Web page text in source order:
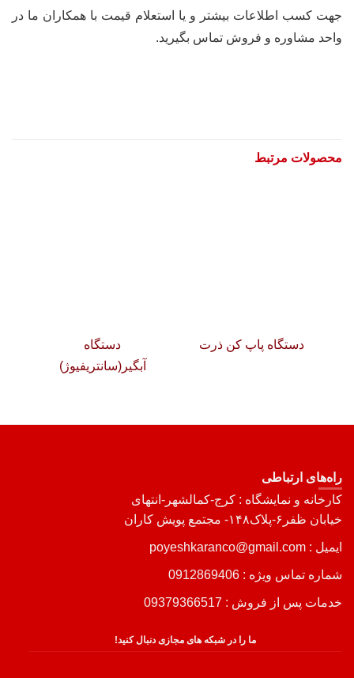
جهت کسب اطلاعات بیشتر و یا استعلام قیمت با همکاران ما در
واحد مشاوره و فروش تماس بگیرید.
محصولات مرتبط
دستگاه پاپ کن ذرت
دستگاه
آبگیر(سانتریفیوژ)
راه‌های ارتباطی
کارخانه و نمایشگاه : کرج-کمالشهر-انتهای
خیابان ظفر۶-پلاک۱۴۸- مجتمع پویش کاران
ایمیل : poyeshkaranco@gmail.com
شماره تماس ویژه : 0912869406
خدمات پس از فروش : 09379366517
ما را در شبکه های مجازی دنبال کنید!